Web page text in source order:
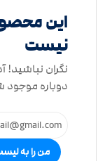
این
نیست
نگران نباشید!
دوباره موجود
من را به